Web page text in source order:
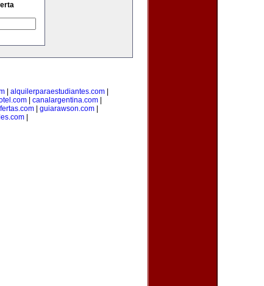
| alquilerparaestudiantes.com|
| canalargentina.com|
| guiarawson.com|